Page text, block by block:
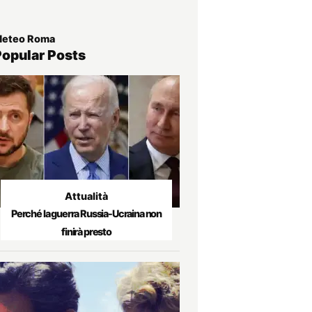
Roma
Posts
Attualità
Perché la guerra Russia-Ucraina non
finirà presto